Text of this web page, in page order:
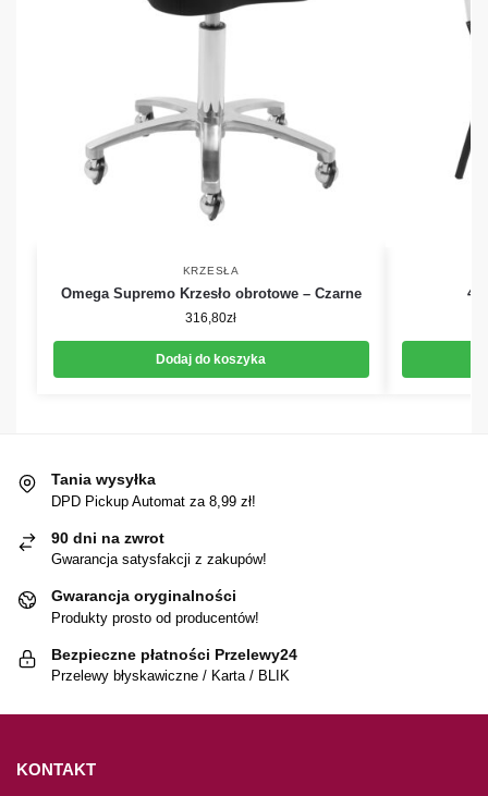
KRZESŁA
Omega Supremo Krzesło obrotowe – Czarne
316,80zł
Dodaj do koszyka
Tania wysyłka
DPD Pickup Automat za 8,99 zł!
90 dni na zwrot
Gwarancja satysfakcji z zakupów!
Gwarancja oryginalności
Produkty prosto od producentów!
Bezpieczne płatności Przelewy24
Przelewy błyskawiczne / Karta / BLIK
KONTAKT